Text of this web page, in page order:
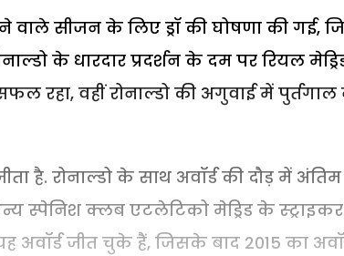
सीजन के लिए ड्रॉ की घोषणा की गई,
के धारदार प्रदर्शन के दम पर रियल
रहा, वहीं रोनाल्डो की अगुवाई में
है. रोनाल्डो के साथ अवॉर्ड की दौड़ में
क्लब एटलेटिको मेड्रिड के स्ट्राइकर
जीत चुके हैं, जिसके बाद 2015 का